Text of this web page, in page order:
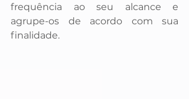
frequência ao seu alcance e
agrupe-os de acordo com sua
finalidade.